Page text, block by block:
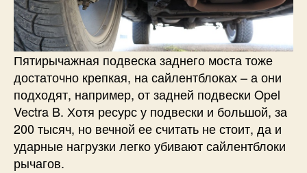
Пятирычажная подвеска заднего моста тоже
достаточно крепкая, на сайлентблоках – а они
подходят, например, от задней подвески Opel
Vectra B. Хотя ресурс у подвески и большой, за
200 тысяч, но вечной ее считать не стоит, да и
ударные нагрузки легко убивают сайлентблоки
рычагов.